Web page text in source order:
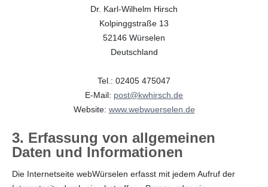
Dr. Karl-Wilhelm Hirsch
Kolpinggstraße 13
52146 Würselen
Deutschland
Tel.: 02405 475047
E-Mail: post@kwhirsch.de
Website: www.webwuerselen.de
3. Erfassung von allgemeinen
Daten und Informationen
Die Internetseite webWürselen erfasst mit jedem Aufruf der